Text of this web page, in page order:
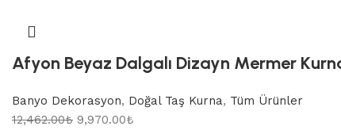
Afyon Beyaz Dalgalı Dizayn Mermer
Banyo Dekorasyon, Doğal Taş Kurna, Tüm Ürünler
12,462.00₺ 9,970.00₺